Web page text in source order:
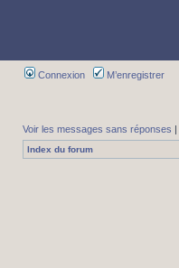
Connexion M’enregistrer
Voir les messages sans réponses |
Index du forum